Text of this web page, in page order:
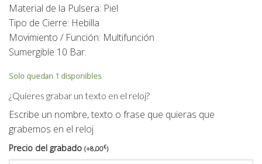
Material de la Pulsera: Piel
Tipo de Cierre: Hebilla
Movimiento / Función: Multifunción
Sumergible 10 Bar.
Solo quedan 1 disponibles
¿Quieres grabar un texto en el reloj?
Escribe un nombre, texto o frase que quieras que
grabemos en el reloj
Precio del grabado (+8,00€)